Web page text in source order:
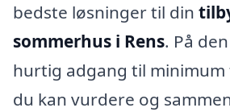
bedste løsninger til din
sommerhus i Rens. På
hurtig adgang til
du kan vurdere og